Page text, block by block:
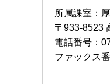
所属課室：
〒933-8523
電話番号：
ファックス